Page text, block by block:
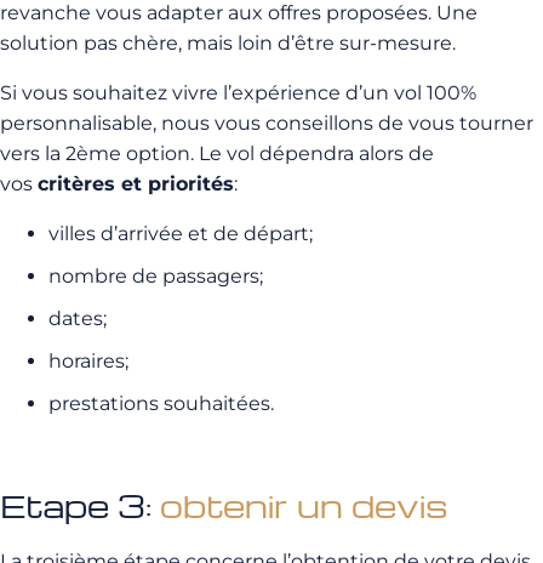
revanche vous adapter aux offres proposées. Une
solution pas chère, mais loin d’être sur-mesure.
Si vous souhaitez vivre l’expérience d’un vol 100%
personnalisable, nous vous conseillons de vous tourner
vers la 2ème option. Le vol dépendra alors de
vos critères et priorités:
villes d’arrivée et de départ;
nombre de passagers;
dates;
horaires;
prestations souhaitées.
Etape 3: obtenir un devis